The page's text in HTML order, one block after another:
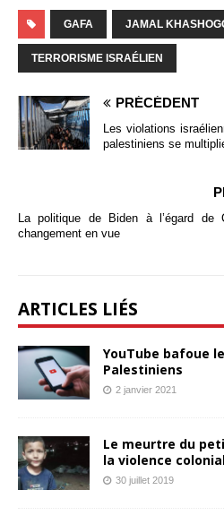
GAFA JAMAL
TERRORISME ISRAÉLIEN
PRÉCÉDENT
Les violations
palestiniens se
La politique de Biden à l’égard de
changement en vue
ARTICLES LIÉS
YouTube bafoue
Palestiniens
2 janvier 2021
Le meurtre du
la violence
30 juillet 2019